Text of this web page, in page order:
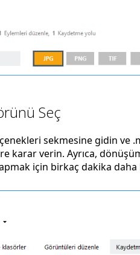
Seç
sekmesine gidin ve
karar verin. Ayrıca,
için birkaç dakika